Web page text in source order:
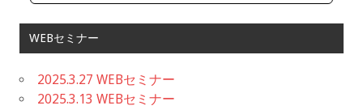
WEBセミナー
2025.3.27 WEBセミナー
2025.3.13 WEBセミナー